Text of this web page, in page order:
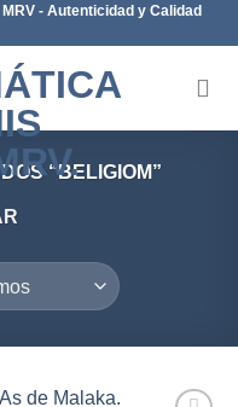
- Autenticidad y Calidad
“BELIGIOM”